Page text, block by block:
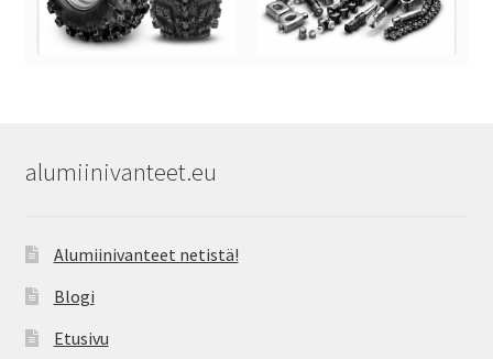
alumiinivanteet.eu
Alumiinivanteet netistä!
Blogi
Etusivu